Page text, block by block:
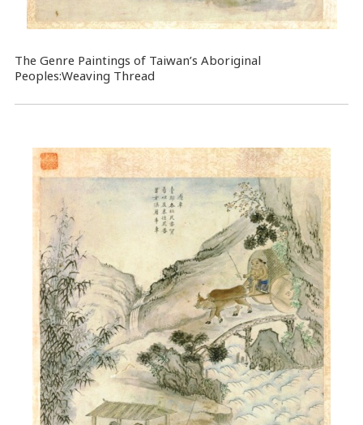
The Genre Paintings of Taiwan’s Aboriginal
Peoples:Weaving Thread